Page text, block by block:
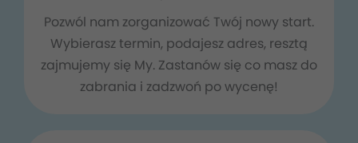
Pozwól nam zorganizować Twój nowy start.
Wybierasz termin, podajesz adres, resztą
zajmujemy się My. Zastanów się co masz do
zabrania i zadzwoń po wycenę!